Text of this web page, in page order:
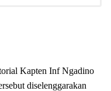
Kapten Inf Ngadino
diselenggarakan